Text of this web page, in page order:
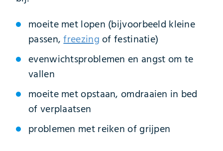
moeite met lopen (bijvoorbeeld kleine
passen,freezingof festinatie)
evenwichtsproblemen en angst om te
vallen
moeite met opstaan, omdraaien in bed
of verplaatsen
problemen met reiken of grijpen